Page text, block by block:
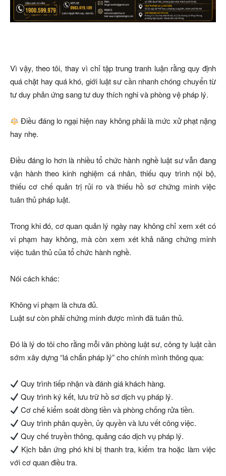
Vì vậy, theo tôi, thay vì chỉ tập trung tranh luận rằng quy định
quá chặt hay quá khó, giới luật sư cần nhanh chóng chuyển từ
tư duy phản ứng sang tư duy thích nghi và phòng vệ pháp lý.
Điều đáng lo ngại hiện nay không phải là mức xử phạt nặng
hay nhẹ.
Điều đáng lo hơn là nhiều tổ chức hành nghề luật sư vẫn đang
vận hành theo kinh nghiệm cá nhân, thiếu quy trình nội bộ,
thiếu cơ chế quản trị rủi ro và thiếu hồ sơ chứng minh việc
tuân thủ pháp luật.
Trong khi đó, cơ quan quản lý ngày nay không chỉ xem xét có
vi phạm hay không, mà còn xem xét khả năng chứng minh
việc tuân thủ của tổ chức hành nghề.
Nói cách khác:
Không vi phạm là chưa đủ.
Luật sư còn phải chứng minh được mình đã tuân thủ.
Đó là lý do tôi cho rằng mỗi văn phòng luật sư, công ty luật cần
sớm xây dựng “lá chắn pháp lý” cho chính mình thông qua:
Quy trình tiếp nhận và đánh giá khách hàng.
Quy trình ký kết, lưu trữ hồ sơ dịch vụ pháp lý.
Cơ chế kiểm soát dòng tiền và phòng chống rửa tiền.
Quy trình phân quyền, ủy quyền và lưu vết công việc.
Quy chế truyền thông, quảng cáo dịch vụ pháp lý.
Kịch bản ứng phó khi bị thanh tra, kiểm tra hoặc làm việc
với cơ quan điều tra.